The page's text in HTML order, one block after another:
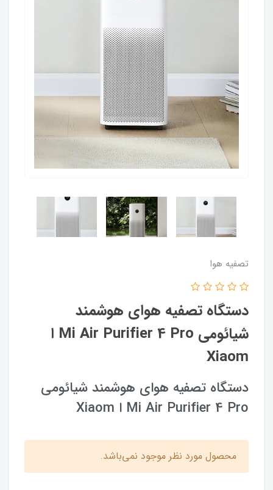
تصفیه هوا
دستگاه تصفیه هوای هوشمند
شیائومی Mi Air Purifier 4 Pro ا
Xiaom
دستگاه تصفیه هوای هوشمند شیائومی
Mi Air Purifier 4 Pro ا Xiaom
محصول مورد نظر موجود نمی‌باشد.